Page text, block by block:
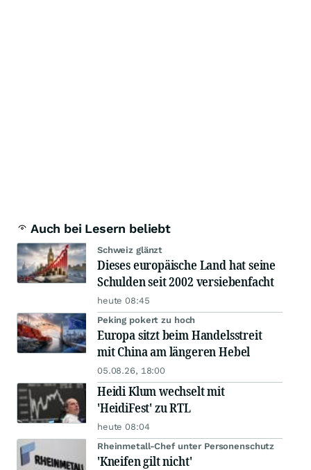
Auch bei Lesern beliebt
Schweiz glänzt
Dieses europäische Land hat seine
Schulden seit 2002 versiebenfacht
heute 08:45
Peking pokert zu hoch
Europa sitzt beim Handelsstreit
mit China am längeren Hebel
05.08.26, 18:00
Heidi Klum wechselt mit
'HeidiFest' zu RTL
heute 08:04
Rheinmetall-Chef unter Personenschutz
'Kneifen gilt nicht'